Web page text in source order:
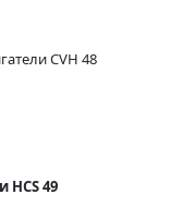
CVH 48
HCS 49